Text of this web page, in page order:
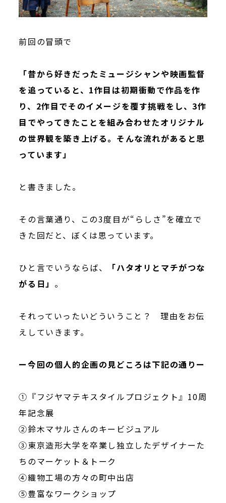
前回の冒頭で
「昔から好きだったミュージシャンや映画監督
を追っていると、1作目は初期衝動で作品を作
り、2作目でそのイメージを覆す挑戦をし、3作
目でやってきたことを組み合わせたオリジナル
の世界観を築き上げる。そんな流れがあると思
っています」
と書きました。
その言葉通り、この3度目が“らしさ”を確立で
きた回だと、ぼくは思っています。
ひと言でいうならば、
「ハタオリとマチがつな
がる日」 。
それっていったいどういうこと？ 理由をお伝
えしていきます。
ー今回の個人的企画の見どころは下記の通りー
①『フジヤマテキスタイルプロジェクト』10周
年記念展
②鈴木マサルさんのキービジュアル
③東京造形大学を卒業し独立したデザイナーた
ちのマーケット＆トーク
④織物工場の方々の町中出店
⑤豊富なワークショップ